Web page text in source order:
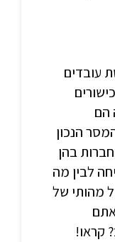
עובדים
הם
הנכון
בהן
לבין מה
מהותי של
קראו!